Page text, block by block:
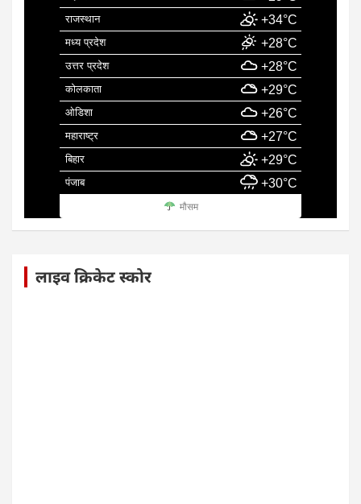
राजस्थान +34°C
मध्य प्रदेश +28°C
उत्तर प्रदेश +28°C
कोलकाता +29°C
ओडिशा +26°C
महाराष्ट्र +27°C
बिहार +29°C
पंजाब +30°C
मौसम
लाइव क्रिकेट स्कोर